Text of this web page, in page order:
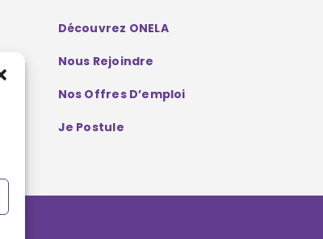
Découvrez ONELA
Nous Rejoindre
Nos Offres D’emploi
Je Postule